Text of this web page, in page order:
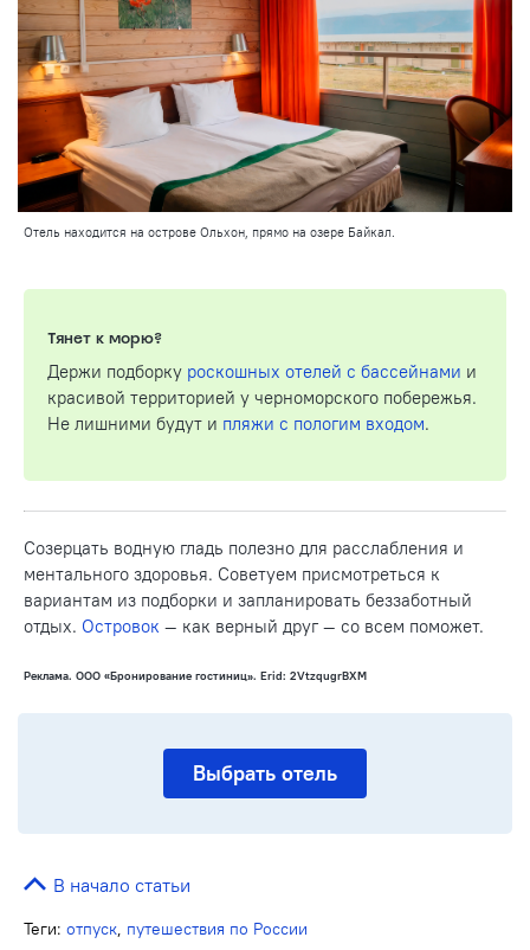
Отель находится на острове Ольхон, прямо на озере Байкал.
Тянет к морю?
Держи подборку роскошных отелей с бассейнами и
красивой территорией у черноморского побережья.
Не лишними будут и пляжи с пологим входом.
Созерцать водную гладь полезно для расслабления и
ментального здоровья. Советуем присмотреться к
вариантам из подборки и запланировать беззаботный
отдых. Островок — как верный друг — со всем поможет.
Реклама. ООО «Бронирование гостиниц». Erid: 2VtzqugrBXM
Выбрать отель
Теги: отпуск, путешествия по России
В начало статьи